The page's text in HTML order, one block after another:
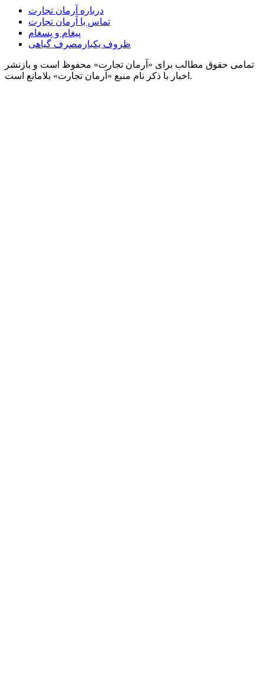
درباره آرمان تجارت
تماس با آرمان تجارت
پیغام و پسغام
ظروف یکبارمصرف گیاهی
تمامی حقوق مطالب برای «آرمان تجارت» محفوظ است و بازنشر
اخبار با ذکر نام منبع «آرمان تجارت» بلامانع است.